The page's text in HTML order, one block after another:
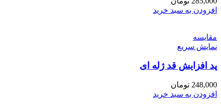
افزودن به سبد خرید
مقايسه
نمایش سریع
پد افزایش قد ژله ای
248,000 تومان
افزودن به سبد خرید